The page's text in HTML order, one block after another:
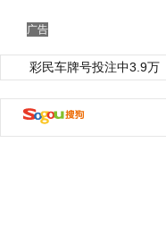
广告
彩民车牌号投注中3.9万